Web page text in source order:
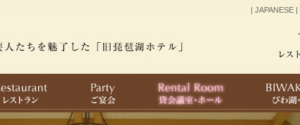
| JAPANESE |